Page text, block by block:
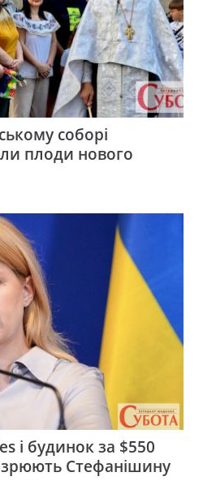
соборі
плоди нового
і будинок за $550
Стефанішину